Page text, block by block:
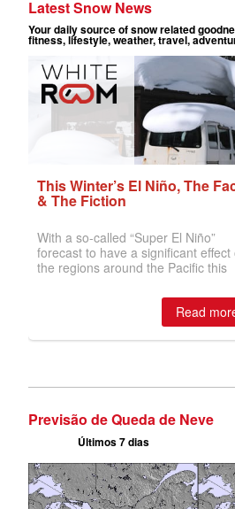
Previsão de Queda de Neve
Últimos 7 dias